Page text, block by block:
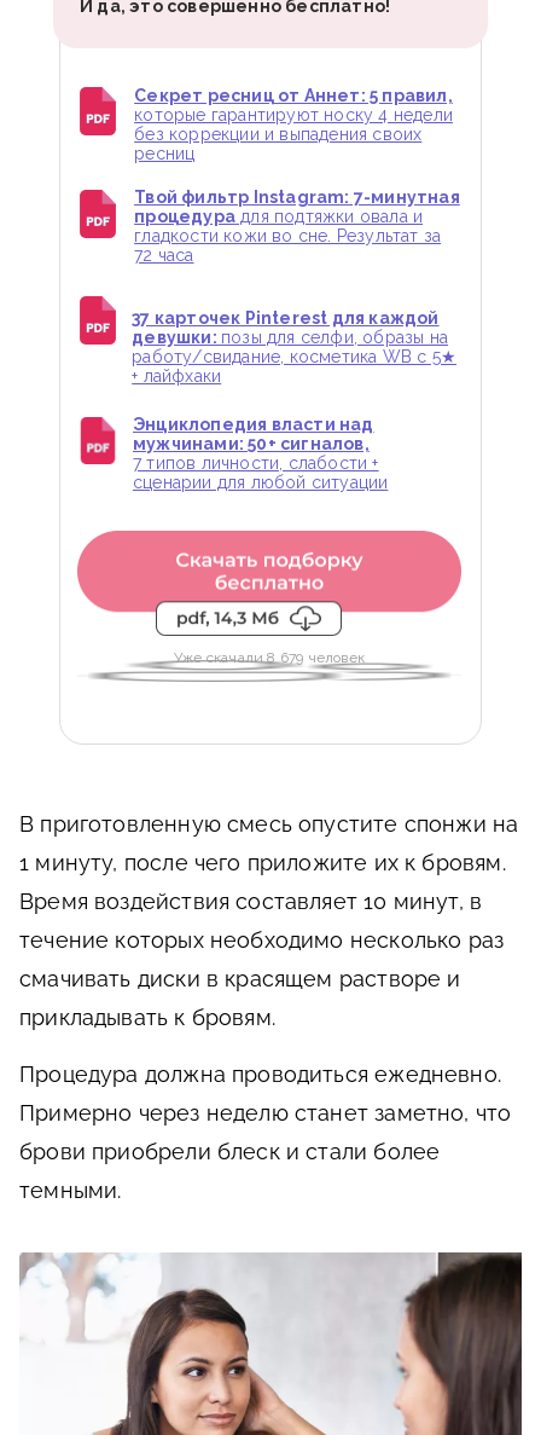
И да, это совершенно бесплатно!
Секрет ресниц от Аннет: 5 правил,
которые гарантируют носку 4 недели
без коррекции и выпадения своих
ресниц
Твой фильтр Instagram: 7-минутная
процедурадля подтяжки овала и
гладкости кожи во сне. Результат за
72 часа
Уже скачали 8 679 человек
37 карточек Pinterest для каждой
девушки: позы для селфи, образы на
работу/свидание, косметика WB с 5★
+ лайфхаки
Энциклопедия власти над
мужчинами: 50+ сигналов,
7 типов личности, слабости +
сценарии для любой ситуации
В приготовленную смесь опустите спонжи на
1 минуту, после чего приложите их к бровям.
Время воздействия составляет 10 минут, в
течение которых необходимо несколько раз
смачивать диски в красящем растворе и
прикладывать к бровям.
Процедура должна проводиться ежедневно.
Примерно через неделю станет заметно, что
брови приобрели блеск и стали более
темными.